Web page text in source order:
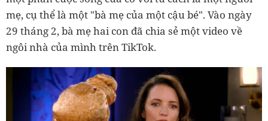
mẹ, cụ thể là một "bà mẹ của một cậu bé". Vào ngày
29 tháng 2, bà mẹ hai con đã chia sẻ một video về
ngôi nhà của mình trên TikTok.